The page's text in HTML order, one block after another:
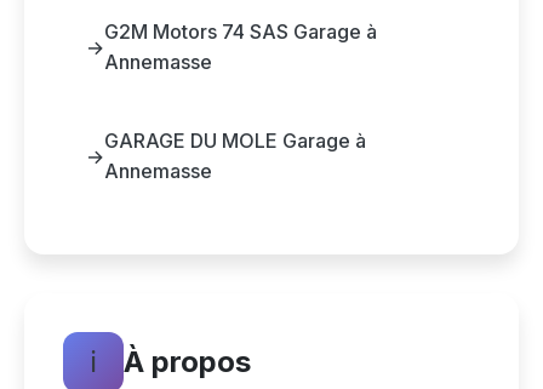
→
G2M Motors 74 SAS Garage à
Annemasse
→
GARAGE DU MOLE Garage à
Annemasse
ℹ️ À propos